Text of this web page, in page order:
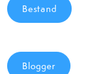
Bestand
Blogger